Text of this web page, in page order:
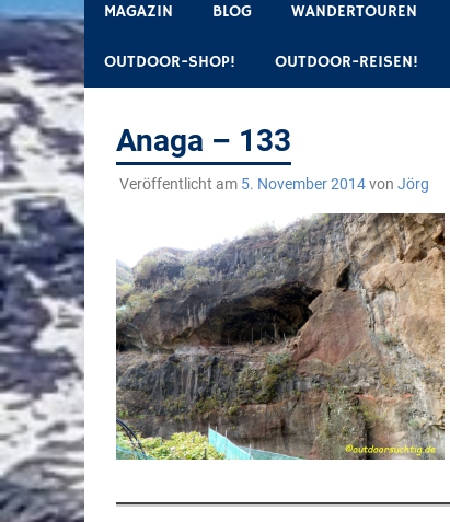
MAGAZIN BLOG WANDERTOUREN
OUTDOOR-SHOP! OUTDOOR-REISEN!
Anaga – 133
Veröffentlicht am 5. November 2014von Jörg